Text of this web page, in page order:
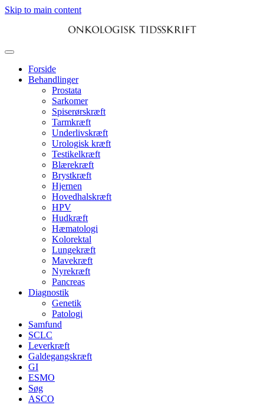
Skip to main content
Forside
Behandlinger
Prostata
Sarkomer
Spiserørskræft
Tarmkræft
Underlivskræft
Urologisk kræft
Testikelkræft
Blærekræft
Brystkræft
Hjernen
Hovedhalskræft
HPV
Hudkræft
Hæmatologi
Kolorektal
Lungekræft
Mavekræft
Nyrekræft
Pancreas
Diagnostik
Genetik
Patologi
Samfund
SCLC
Leverkræft
Galdegangskræft
GI
ESMO
Søg
ASCO